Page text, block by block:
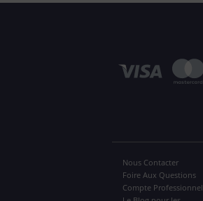
Nous Contacter
Foire Aux Questions
Compte Professionnel